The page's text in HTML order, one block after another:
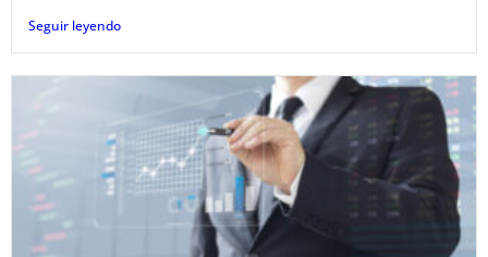
Seguir leyendo